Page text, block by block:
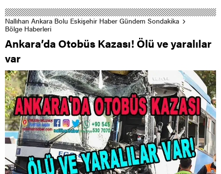
Nallıhan Ankara Bolu Eskişehir Haber Gündem Sondakika
Bölge Haberleri
Ankara’da Otobüs Kazası! Ölü ve yaralılar
var